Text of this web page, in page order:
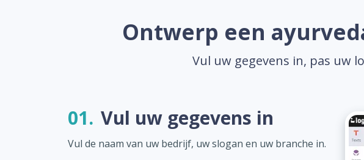
Ontwerp een
Vul uw gegevens in, pas uw
01. Vul uw gegevens in
Vul de naam van uw bedrijf, uw slogan en uw branche in.